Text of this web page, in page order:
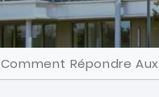
Comment Répondre